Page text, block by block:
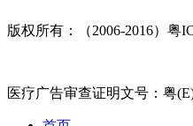
版权所有：（2006-2016）粤
医疗广告审查证明文号：粤